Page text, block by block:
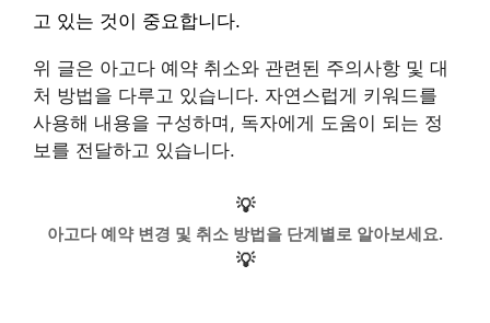
고 있는 것이 중요합니다.
위 글은 아고다 예약 취소와 관련된 주의사항 및 대
처 방법을 다루고 있습니다. 자연스럽게 키워드를
사용해 내용을 구성하며, 독자에게 도움이 되는 정
보를 전달하고 있습니다.
💡
아고다 예약 변경 및 취소 방법을 단계별로 알아보세요.
💡